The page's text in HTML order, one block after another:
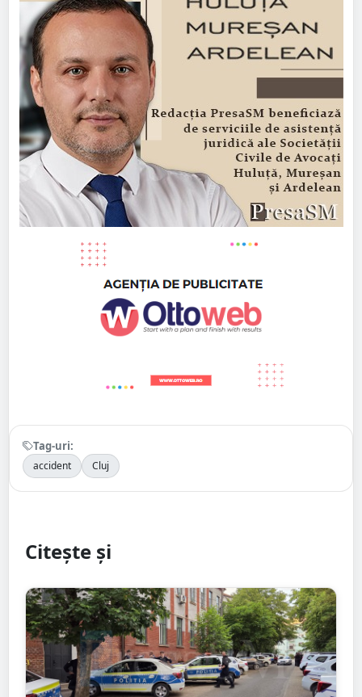
Tag-uri:
accident Cluj
Citește și